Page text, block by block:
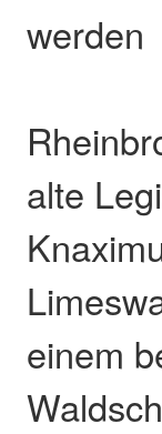
werden
alte
einem